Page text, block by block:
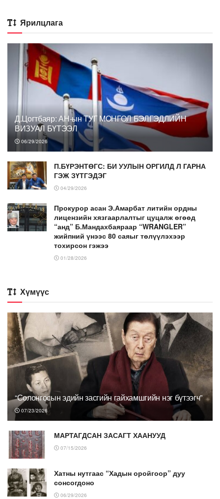
Ярилцлага
Д.Цогтбаяр: АН-ын ТУГ МОНГОЛ БЭЛГЭДЛИЙН
ВИЗУАЛ БҮТЭЭЛ
06/29/2026
П.БҮРЭНТӨГС: БИ УУЛЫН ОРГИЛД Л ГАРНА
ГЭЖ ЗҮТГЭДЭГ
04/29/2026
Прокурор асан Э.Амарбат литийн ордны
лицензийн хязгаарлалтыг цуцалж өгөөд
“анд” Б.Мандахбаяраар “WRANGLER”
жийпний үнээс 80 саяыг төлүүлэхээр
тохирсон гэжээ
01/28/2026
Хүмүүс
“Солонгосын эдийн засгийн гайхамшгийн нэг бүтээгч”
07/23/2026
МАРТАГДСАН ЗАСАГТ ХААНУУД
07/15/2026
Хатны нутгаас “Хадын оройгоор” дуу
сонсогдоно
06/29/2026